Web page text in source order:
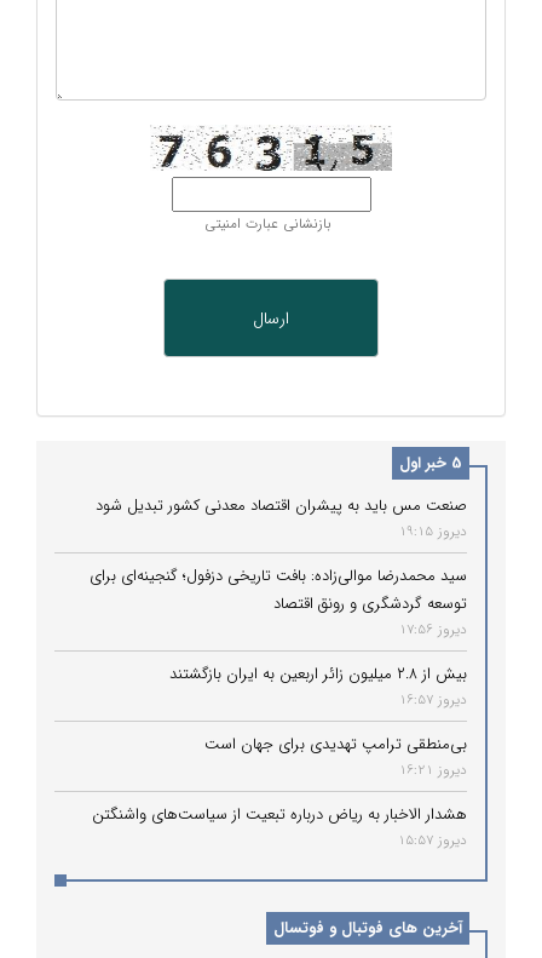
بازنشانی عبارت امنیتی
5 خبر اول
صنعت مس باید به پیشران اقتصاد معدنی کشور تبدیل شود
دیروز 19:15
سید محمدرضا موالی‌زاده: بافت تاریخی دزفول؛ گنجینه‌ای برای
توسعه گردشگری و رونق اقتصاد
دیروز 17:56
بیش از ۲.۸ میلیون زائر اربعین به ایران بازگشتند
دیروز 16:57
بی‌منطقی ترامپ تهدیدی برای جهان است
دیروز 16:21
هشدار الاخبار به ریاض درباره تبعیت از سیاست‌های واشنگتن
دیروز 15:57
آخرین های فوتبال و فوتسال